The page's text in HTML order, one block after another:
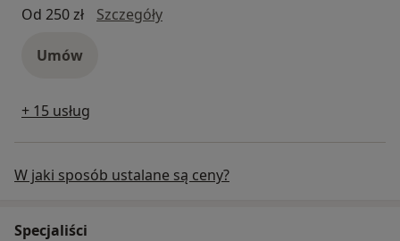
Od 250 zł
Szczegółykonsultacja psychologiczna
Umów
+ 15 usług
W jaki sposób ustalane są ceny?
Specjaliści